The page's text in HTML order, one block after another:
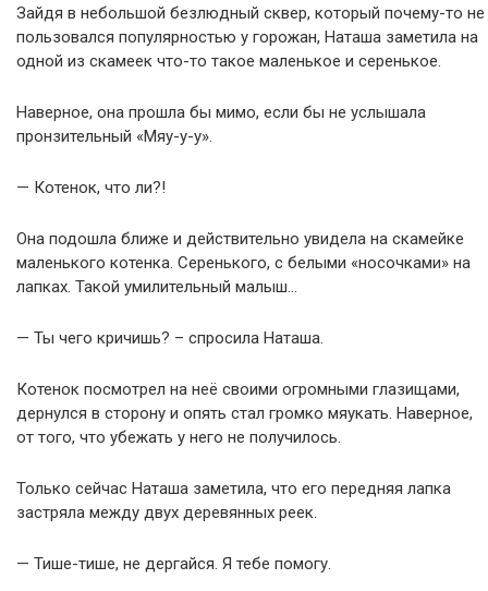
Зайдя в небольшой безлюдный сквер, который почему-то не
пользовался популярностью у горожан, Наташа заметила на
одной из скамеек что-то такое маленькое и серенькое.
Наверное, она прошла бы мимо, если бы не услышала
пронзительный «Мяу-у-у».
— Котенок, что ли?!
Она подошла ближе и действительно увидела на скамейке
маленького котенка. Серенького, с белыми «носочками» на
лапках. Такой умилительный малыш…
— Ты чего кричишь? – спросила Наташа.
Котенок посмотрел на неё своими огромными глазищами,
дернулся в сторону и опять стал громко мяукать. Наверное,
от того, что убежать у него не получилось.
Только сейчас Наташа заметила, что его передняя лапка
застряла между двух деревянных реек.
— Тише-тише, не дергайся. Я тебе помогу.